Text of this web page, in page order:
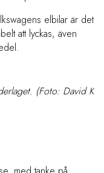
elbilar är det
att lyckas, även
(Foto: David K